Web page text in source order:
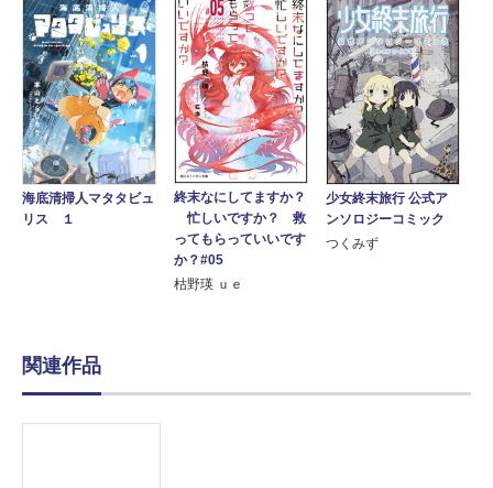
海底清掃人マタタビュ
リス １
終末なにしてますか？
忙しいですか？ 救
ってもらっていいです
か？#05
枯野瑛 ｕｅ
少女終末旅行 公式ア
ンソロジーコミック
つくみず
関連作品